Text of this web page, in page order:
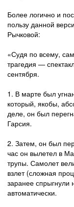
Более логично и
пользу данной
Рычковой:
«Судя по всему,
трагедия —
сентября.
1. В марте был
который, якобы,
деле, он был
Гарсия.
2. Затем, он был
час он вылетел в
трупы. Самолет
взлет (сложная
заранее
автоматически.